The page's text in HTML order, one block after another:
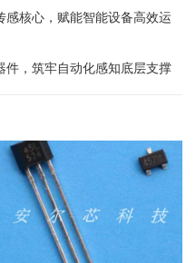
感核心，赋能智能设备高效运
件，筑牢自动化感知底层支撑